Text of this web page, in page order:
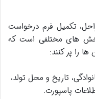
تکمیل فرم درخواست
های مختلفی است که
را پر کنند:
تاریخ و محل تولد،
پاسپورت.